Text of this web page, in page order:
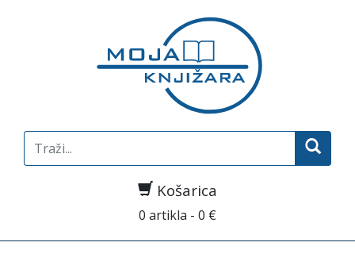
Search
for:
Košarica
0 artikla - 0 €